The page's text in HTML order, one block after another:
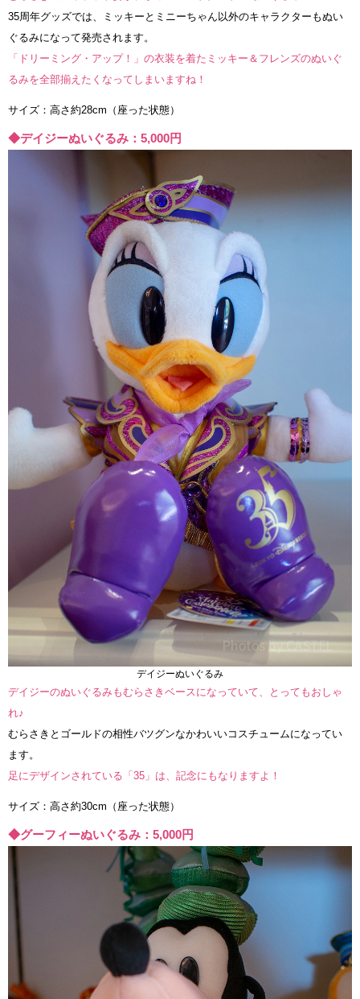
35周年グッズでは、ミッキーとミニーちゃん以外のキャラクターもぬい
ぐるみになって発売されます。
「ドリーミング・アップ！」の衣装を着たミッキー＆フレンズのぬいぐ
るみを全部揃えたくなってしまいますね！
サイズ：高さ約28cm（座った状態）
◆デイジーぬいぐるみ：5,000円
デイジーぬいぐるみ
デイジーのぬいぐるみもむらさきベースになっていて、とってもおしゃ
れ♪
むらさきとゴールドの相性バツグンなかわいいコスチュームになってい
ます。
足にデザインされている「35」は、記念にもなりますよ！
サイズ：高さ約30cm（座った状態）
◆グーフィーぬいぐるみ：5,000円